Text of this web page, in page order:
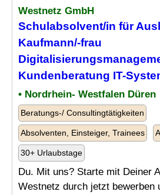
Westnetz GmbH
Schulabsolvent/in für
Kaufmann/-frau
Kundenberatung IT-
• Nordrhein- Westfalen Düren
Beratungs-/ Consultingtätigkeiten
Absolventen, Einsteiger, Trainees
30+ Urlaubstage
Du. Mit uns? Starte mit Deiner
Westnetz durch jetzt bewerben